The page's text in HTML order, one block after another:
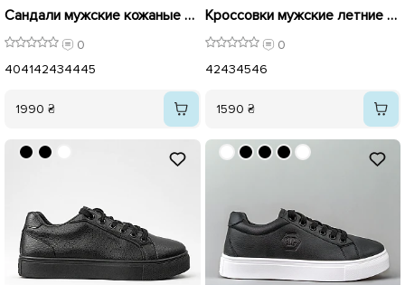
Сандали мужские кожаные на липучке 594588 Черные
0
404142434445
1990 ₴
Кроссовки мужские летние сетка 594387 Бежеві
0
42434546
1590 ₴